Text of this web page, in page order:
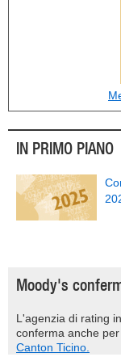
IN PRIMO PIANO
Moody's
L'agenzia di rating
conferma anche
Canton Ticino.